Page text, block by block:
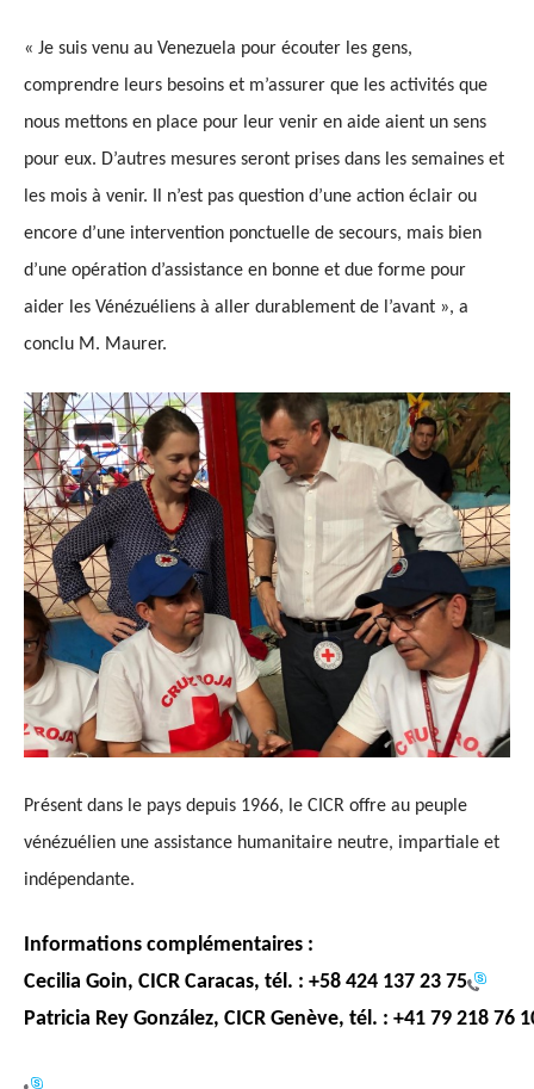
« Je suis venu au Venezuela pour écouter les gens,
comprendre leurs besoins et m’assurer que les activités que
nous mettons en place pour leur venir en aide aient un sens
pour eux. D’autres mesures seront prises dans les semaines et
les mois à venir. Il n’est pas question d’une action éclair ou
encore d’une intervention ponctuelle de secours, mais bien
d’une opération d’assistance en bonne et due forme pour
aider les Vénézuéliens à aller durablement de l’avant », a
conclu M. Maurer.
Présent dans le pays depuis 1966, le CICR offre au peuple
vénézuélien une assistance humanitaire neutre, impartiale et
indépendante.
Informations complémentaires :
Cecilia Goin, CICR Caracas, tél. : +58 424 137 23 75
Patricia Rey González, CICR Genève, tél. : +41 79 218 76